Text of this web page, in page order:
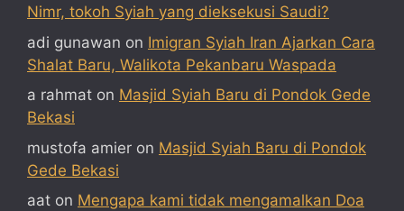
Nimr, tokoh Syiah yang dieksekusi Saudi?
adi gunawan on Imigran Syiah Iran Ajarkan Cara
Shalat Baru, Walikota Pekanbaru Waspada
a rahmat on Masjid Syiah Baru di Pondok Gede
Bekasi
mustofa amier on Masjid Syiah Baru di Pondok
Gede Bekasi
aat on Mengapa kami tidak mengamalkan Doa